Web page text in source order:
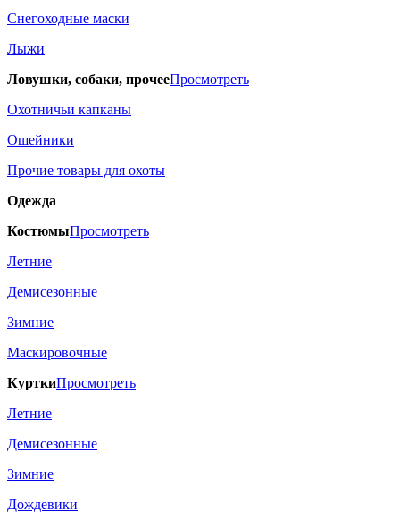
Снегоходные маски
Лыжи
Ловушки, собаки, прочееПросмотреть
Охотничьи капканы
Ошейники
Прочие товары для охоты
Одежда
КостюмыПросмотреть
Летние
Демисезонные
Зимние
Маскировочные
КурткиПросмотреть
Летние
Демисезонные
Зимние
Дождевики